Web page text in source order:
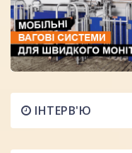
ІНТЕРВ'Ю